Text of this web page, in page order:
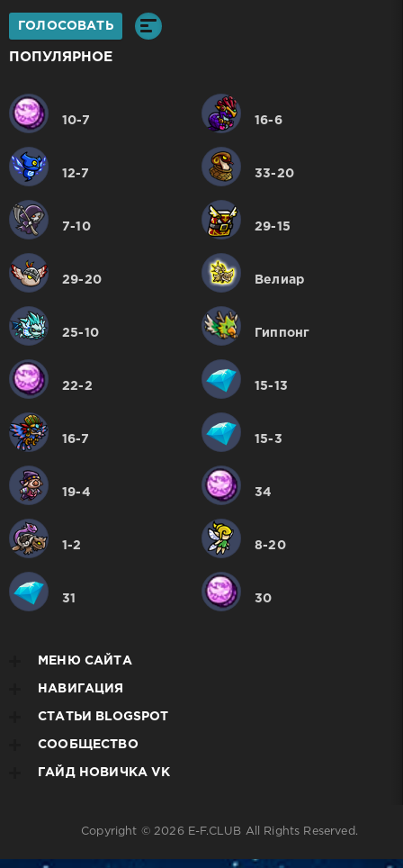
ГОЛОСОВАТЬ
ПОПУЛЯРНОЕ
10-7 16-6
12-7 33-20
7-10 29-15
29-20 Велиар
25-10 Гиппонг
22-2 15-13
16-7 15-3
19-4 34
1-2 8-20
31 30
МЕНЮ САЙТА
НАВИГАЦИЯ
СТАТЬИ BLOGSPOT
СООБЩЕСТВО
ГАЙД НОВИЧКА VK
Copyright © 2026 E-F.CLUB All Rights Reserved.